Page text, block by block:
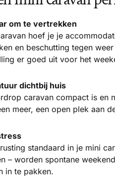
om te vertrekken
hoef je je
en beschutting tegen
er goed uit voor het
dichtbij huis
caravan compact is
meer, een open plek aan
standaard in je mini
– worden spontane
in te pakken.